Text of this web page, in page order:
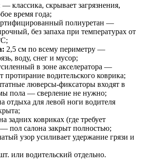
классика, скрывает загрязнения,
время года;
полиуретан —
без запаха при температурах от
2,5 см по всему периметру —
воду, снег и мусор;
в зоне акселератора —
протирание водительского коврика;
люверсы-фиксаторы входят в
пола — сверление не нужно;
отдыха для левой ноги водителя
задних ковриках (где требует
пол салона закрыт полностью;
узор усиливает удержание грязи и
или водительский отдельно.